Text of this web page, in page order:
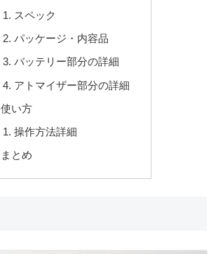
スペック
パッケージ・内容品
バッテリー部分の詳細
アトマイザー部分の詳細
使い方
操作方法詳細
まとめ